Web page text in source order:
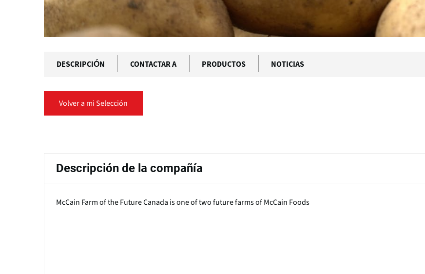
DESCRIPCIÓN CONTACTAR A PRODUCTOS NOTICIAS
Volver a mi Selección
Descripción de la compañía
McCain Farm of the Future Canada is one of two future farms of McCain Foods